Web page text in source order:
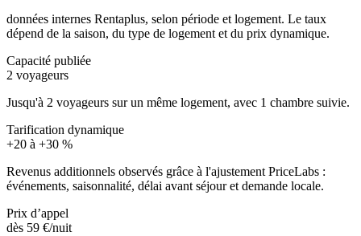
données internes Rentaplus, selon période et logement. Le taux
dépend de la saison, du type de logement et du prix dynamique.
Capacité publiée
2 voyageurs
Jusqu'à 2 voyageurs sur un même logement, avec 1 chambre suivie.
Tarification dynamique
+20 à +30 %
Revenus additionnels observés grâce à l'ajustement PriceLabs :
événements, saisonnalité, délai avant séjour et demande locale.
Prix d’appel
dès 59 €/nuit